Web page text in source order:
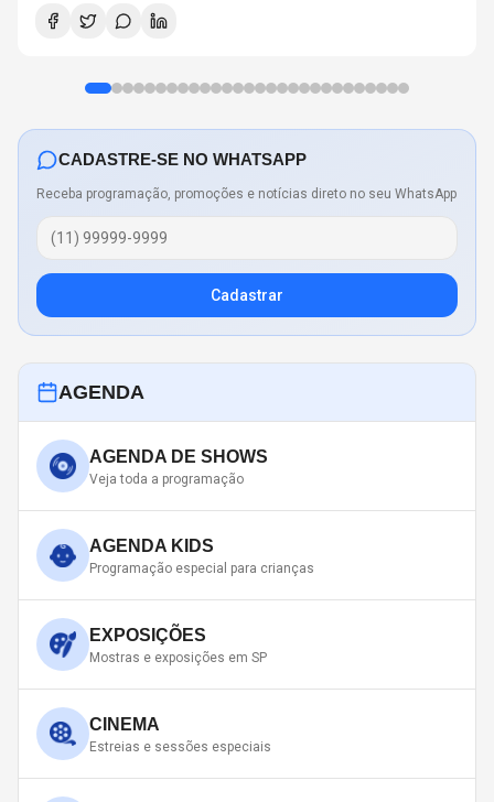
CADASTRE-SE NO WHATSAPP
Receba programação, promoções e notícias direto no seu WhatsApp
Cadastrar
AGENDA
AGENDA DE SHOWS
Veja toda a programação
AGENDA KIDS
Programação especial para crianças
EXPOSIÇÕES
Mostras e exposições em SP
CINEMA
Estreias e sessões especiais